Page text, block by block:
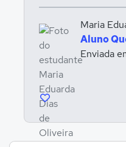
Maria
Aluno
Enviada